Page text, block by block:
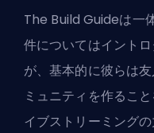
The Build Guideは一
件についてはイント
が、基本的に彼らは
ミュニティを作るこ
イブストリーミング